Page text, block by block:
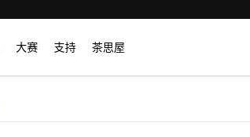
大赛 支持 茶思屋